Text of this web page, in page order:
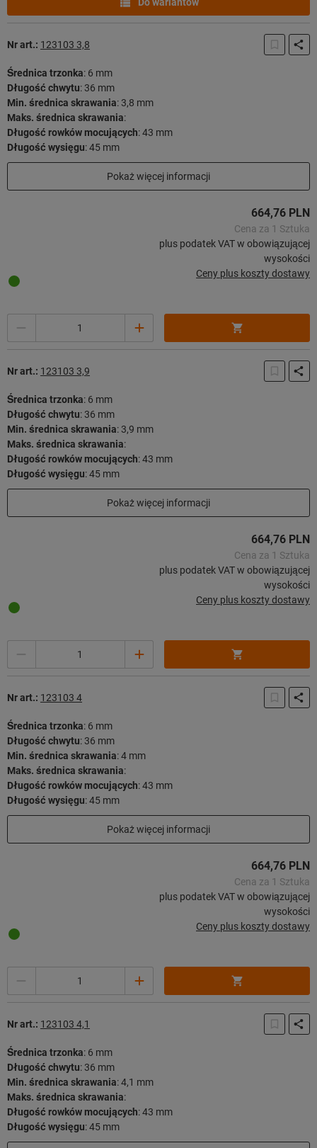
Nr art.: 123103 3,8
Średnica trzonka: 6 mm
Długość chwytu: 36 mm
Min. średnica skrawania: 3,8 mm
Maks. średnica skrawania:
Długość rowków mocujących:43 mm
Długość wysięgu:45 mm
Długość użytkowa:36 mm
81 mm
Strategia skrawania:HPC
Pokaż więcej informacji
664,76 PLN
Cena za 1 Sztuka
plus podatek VAT w obowiązującej
wysokości
Ceny plus koszty dostawy
Nr art.: 123103 3,9
Średnica trzonka: 6 mm
Długość chwytu: 36 mm
Min. średnica skrawania: 3,9 mm
Maks. średnica skrawania:
Długość rowków mocujących:43 mm
Długość wysięgu:45 mm
Długość użytkowa:36 mm
81 mm
Strategia skrawania:HPC
Pokaż więcej informacji
664,76 PLN
Cena za 1 Sztuka
plus podatek VAT w obowiązującej
wysokości
Ceny plus koszty dostawy
Nr art.: 123103 4
Średnica trzonka: 6 mm
Długość chwytu: 36 mm
Min. średnica skrawania:4 mm
Maks. średnica skrawania:
Długość rowków mocujących:43 mm
Długość wysięgu:45 mm
Długość użytkowa:36 mm
81 mm
Strategia skrawania:HPC
Pokaż więcej informacji
664,76 PLN
Cena za 1 Sztuka
plus podatek VAT w obowiązującej
wysokości
Ceny plus koszty dostawy
Nr art.: 123103 4,1
Średnica trzonka: 6 mm
Długość chwytu: 36 mm
Min. średnica skrawania:4,1 mm
Maks. średnica skrawania:
Długość rowków mocujących:43 mm
Długość wysięgu:45 mm
Długość użytkowa:36 mm